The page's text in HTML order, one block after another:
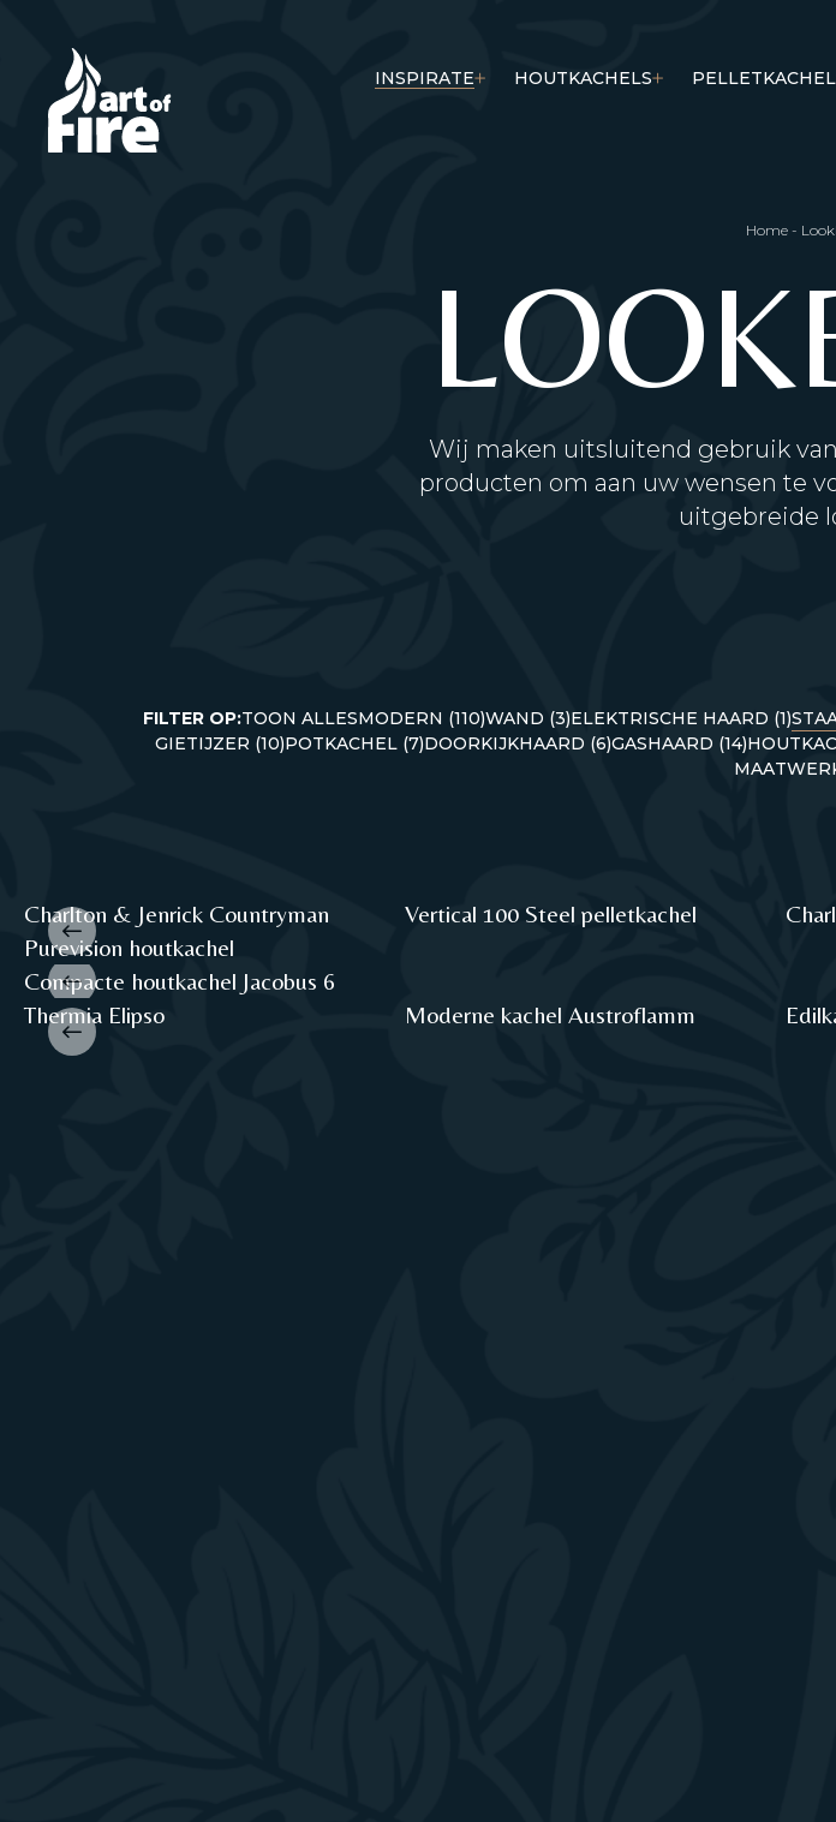
INSPIRATE HOUTKACHELS
Home-
Wij maken uitsluitend gebruik
producten om aan uw wensen te
uitgebreide
FILTER OP:TOON ALLESMODERN (110)WAND (3)ELEKTRISCHE HAARD (1)
GIETIJZER (10)POTKACHEL (7)DOORKIJKHAARD (6)GASHAARD (14)
Charlton & Jenrick Countryman
Purevision houtkachel
Vertical 100 Steel pelletkachel
Thermia Elipso Moderne kachel Austroflamm
Compacte houtkachel Jacobus 6